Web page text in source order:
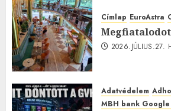
Címlap EuroAstra
2026.JÚLIUS.27.
Adatvédelem
MBH bank